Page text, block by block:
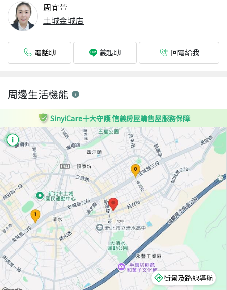
周宜萱
土城金城店
電話聊 義起聊 回電給我
周邊生活機能
SinyiCare十大守護 信義房屋購售屋服務保障
街景及路線導航